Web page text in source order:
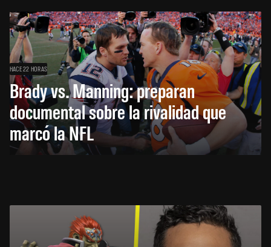
HACE 22 HORAS
Brady vs. Manning: preparan
documental sobre la rivalidad que
marcó la NFL